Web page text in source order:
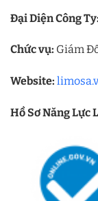
Đại Diện Công Ty:
Chức vụ: Giám
Website:
Hồ Sơ Năng Lực